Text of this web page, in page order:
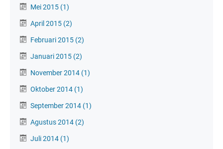
Mei 2015 (1)
April 2015 (2)
Februari 2015 (2)
Januari 2015 (2)
November 2014 (1)
Oktober 2014 (1)
September 2014 (1)
Agustus 2014 (2)
Juli 2014 (1)